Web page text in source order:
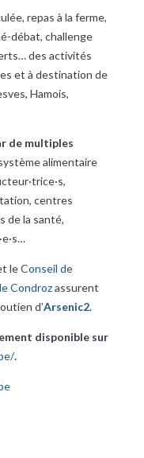
repas à la ferme,
débat, challenge
des activités
et à destination de
Hamois,
de multiples
alimentaire
centres
de la santé,
leConseil de
Condrozassurent
d’Arsenic2.
disponible sur
.